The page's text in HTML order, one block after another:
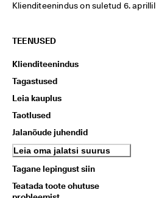
Klienditeenindus on suletud 6. aprillil
TEENUSED
Klienditeenindus
Tagastused
Leia kauplus
Taotlused
Jalanõude juhendid
Leia oma jalatsi suurus
Tagane lepingust siin
Teatada toote ohutuse